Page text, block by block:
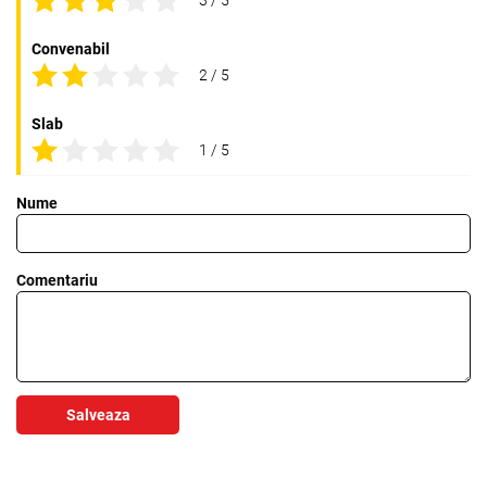
Convenabil
2 / 5
Slab
1 / 5
Nume
Comentariu
Salveaza